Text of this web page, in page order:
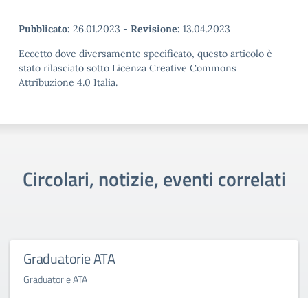
Pubblicato: 26.01.2023 - Revisione: 13.04.2023
Eccetto dove diversamente specificato, questo articolo è
stato rilasciato sotto Licenza Creative Commons
Attribuzione 4.0 Italia.
Circolari, notizie, eventi correlati
Graduatorie ATA
Graduatorie ATA